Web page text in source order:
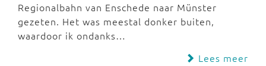
Regionalbahn van Enschede naar Münster
gezeten. Het was meestal donker buiten,
waardoor ik ondanks…
Lees meer